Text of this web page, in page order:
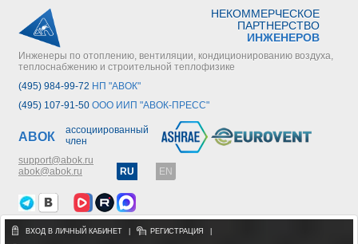
НЕКОММЕРЧЕСКОЕ
ПАРТНЕРСТВО
ИНЖЕНЕРОВ
Инженеры по отоплению, вентиляции, кондиционированию воздуха,
теплоснабжению и строительной теплофизике
(495) 984-99-72 НП "АВОК"
(495) 107-91-50 ООО ИИП "АВОК-ПРЕСС"
АВОК
ассоциированный
член
support@abok.ru
abok@abok.ru
RU EN
ВХОД В ЛИЧНЫЙ КАБИНЕТ РЕГИСТРАЦИЯ